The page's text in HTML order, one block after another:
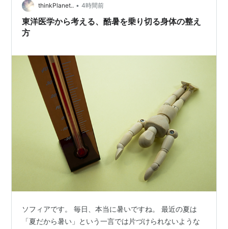
意識障害を伴うような熱中症（?度程度）においては、
迅速な医療処置が、生死を左右する。発症から２０分以
もいわれている。実際、熱中症になった者を、医療機関
へと搬送する場合、下のような二通りの方法が考えられ
ると思われます。
救急車による搬送
それ以外、自家用車、タクシーなどでの搬送
【医療機関に運ぶまでの手当て】
安静にさせる。そのための安静を保てる環境へと
運ぶこととなる。衣服を緩める、また、必要に応
冷却
ー？ とにかく上手くいかな…
thinkPlanet.. • 4時間前
東洋医学から考える、酷暑を乗り切る身体の整え
方
ソフィアです。 毎日、本当に暑いですね。 最近の夏は
「夏だから暑い」という一言では片づけられないような